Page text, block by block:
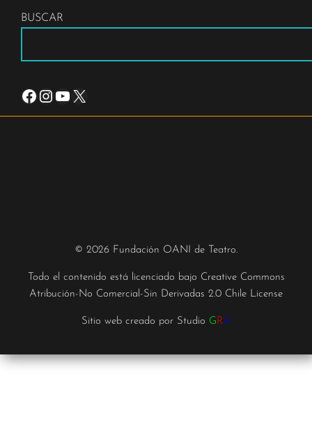
Facebook
Instagram
YouTube
X
BUSCAR
© 2026 Fundación OANI de Teatro.
Todo el contenido está licenciado bajo Creative Commons
Atribución-No Comercial-Sin Derivadas 2.0 Chile License
Sitio web creado por Studio GRA